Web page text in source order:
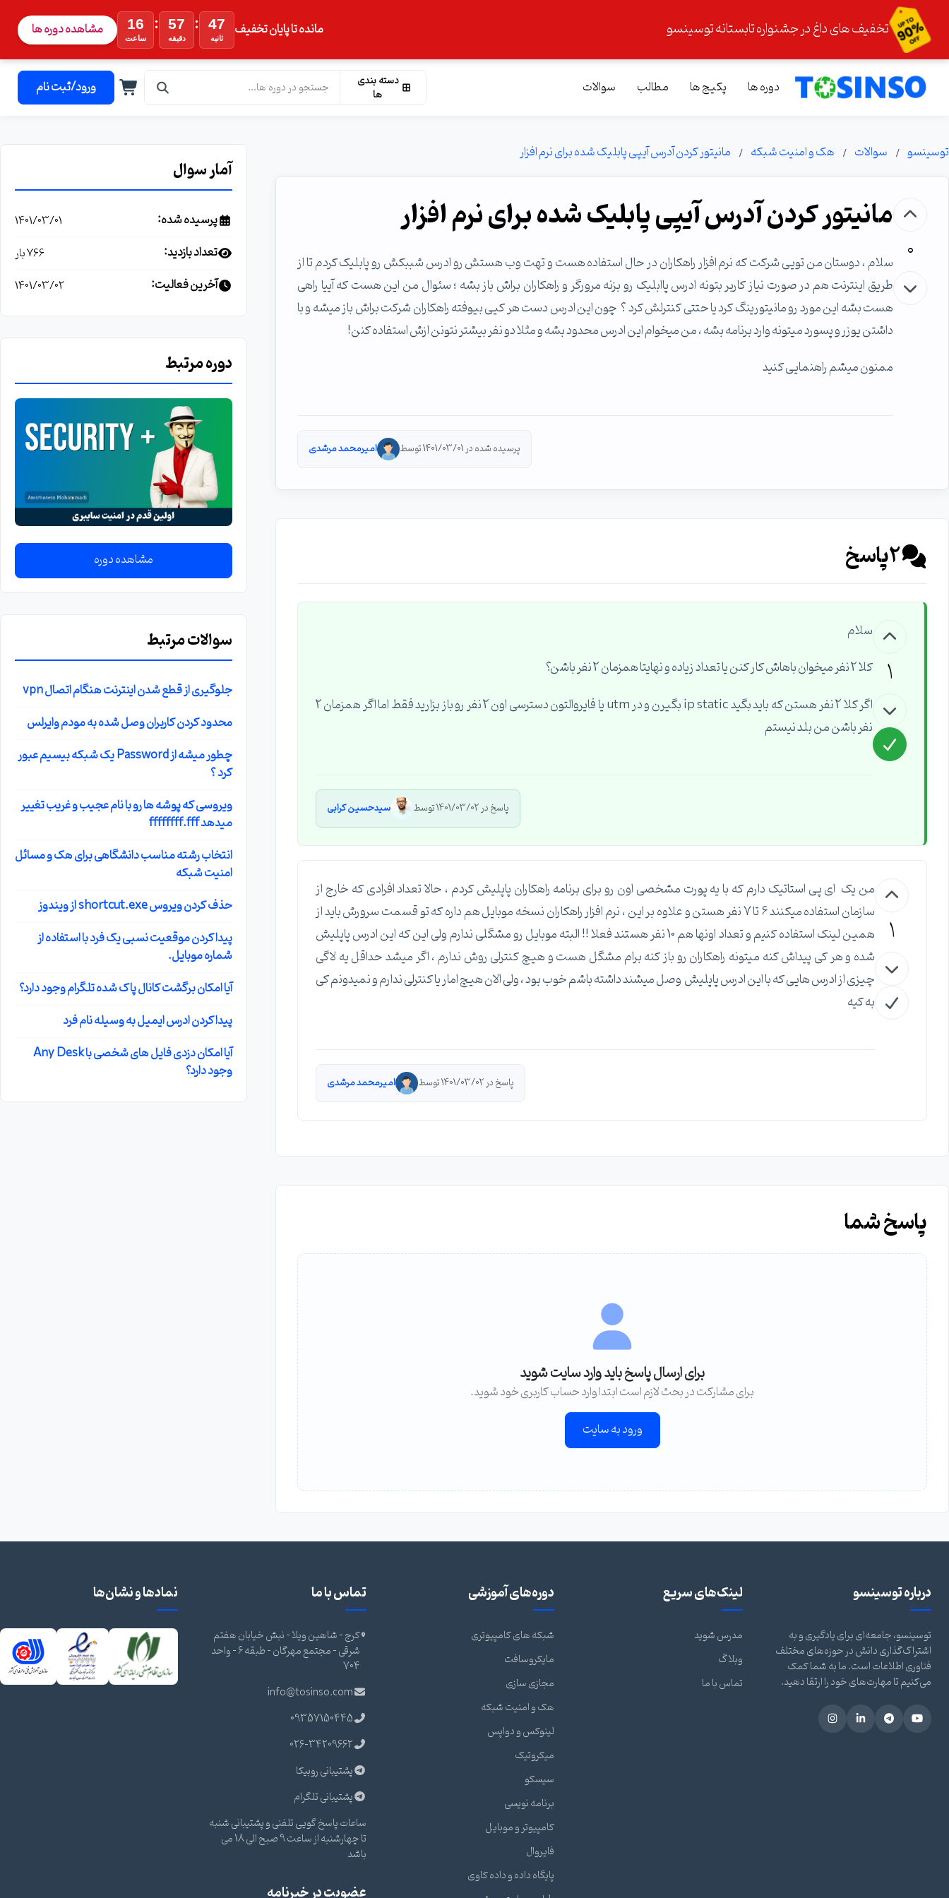
تخفیف های داغ در جشنواره تابستانه توسینسو مانده تا پایان تخفیف 16
ساعت
: 57
دقیقه
: 46
ثانیه مشاهده دوره ها
دوره ها پکیج ها مطالب سوالات
دسته بندی
ها
ورود/ثبت نام
توسینسو سوالات هک و امنیت شبکه مانیتور کردن آدرس آیپی پابلیک شده برای نرم افزار
0
مانیتور کردن آدرس آیپی پابلیک شده برای نرم افزار
سلام ، دوستان من تویی شرکت که نرم افزار راهکاران در حال استفاده هست و تهت وب هستش رو ادرس شببکش رو پابلیک کردم تا از
طریق اینترنت هم در صورت نیاز کاربر بتونه ادرس پاابلیک رو بزنه مرورگر و راهکاران براش باز بشه ؛ سئوال من این هست که آییا راهی
هست بشه این مورد رو مانیتورینگ کرد یا حتتی کنترلش کرد ؟ چون این ادرس دست هر کیی بیوفته راهکاران شرکت براش باز میشه و با
داشتن یوزر و پسورد میتونه وارد برنامه بشه ، من میخوام این ادرس محدود بشه و مثلا دو نفر بیشتر نتونن ازش استفاده کنن!
ممنون میشم راهنمایی کنید
پرسیده شده در 1401/03/01 توسط امیرمحمد مرشدی
2پاسخ
1
سلام
کلا 2 نفر میخوان باهاش کار کنن یا تعداد زیاده و نهایتا همزمان 2 نفر باشن؟
اگر کلا 2 نفر هستن که باید بگید ip static بگیرن و در utm یا فایروالتون دسترسی اون 2 نفر رو باز بزارید فقط اما اگر همزمان 2
نفر باشن من بلد نیستم
پاسخ در 1401/03/02 توسط سیدحسین کرابی
1
من یک ای پی استاتیک دارم که با یه پورت مشخصی اون رو برای برنامه راهکاران پاپلیش کردم ، حالا تعداد افرادی که خارج از
سازمان استفاده میکنند 6 تا 7 نفر هستن و علاوه بر این ، نرم افزار راهکاران نسخه موبایل هم داره که تو قسمت سرورش باید از
همین لینک استفاده کنیم و تعداد اونها هم 10 نفر هستند فعلا !! البته موبایل رو مشگلی ندارم ولی این که این ادرس پاپلیش
شده و هر کی پیداش کنه میتونه راهکاران رو باز کنه برام مشگل هست و هیچ کنترلی روش ندارم ، اگر میشد حداقل یه لاگی
چیزی از ادرس هایی که با این ادرس پاپلیش وصل میشند داشته باشم خوب بود ، ولی الان هیچ امار یا کنترلی ندارم و نمیدونم کی
به کیه
پاسخ در 1401/03/02 توسط امیرمحمد مرشدی
پاسخ شما
برای ارسال پاسخ باید وارد سایت شوید
برای مشارکت در بحث لازم است ابتدا وارد حساب کاربری خود شوید.
ورود به سایت
آمار سوال
پرسیده شده: 1401/03/01
تعداد بازدید: 766 بار
آخرین فعالیت: 1401/03/02
دوره مرتبط
مشاهده دوره
سوالات مرتبط
جلوگیری از قطع شدن اینترنت هنگام اتصال vpn
محدود کردن کاربران وصل شده به مودم وایرلس
چطور میشه از Password یک شبکه بیسیم عبور
کرد ؟
ویروسی که پوشه ها رو با نام عجیب و غریب تغییر
میدهد ffffffff.fff
انتخاب رشته مناسب دانشگاهی برای هک و مسائل
امنیت شبکه
حذف کردن ویروس shortcut.exe از ویندوز
پیدا کردن موقعیت نسبی یک فرد با استفاده از
شماره موبایل.
آیا امکان برگشت کانال پاک شده تلگرام وجود دارد؟
پیدا کردن ادرس ایمیل به وسیله نام فرد
آیا امکان دزدی فایل های شخصی با Any Desk
وجود دارد؟
درباره توسینسو
توسینسو، جامعه‌ای برای یادگیری و به
اشتراک‌گذاری دانش در حوزه‌های مختلف
فناوری اطلاعات است. ما به شما کمک
می‌کنیم تا مهارت‌های خود را ارتقا دهید.
لینک‌های سریع
مدرس شوید
وبلاگ
تماس با ما
دوره‌های آموزشی
شبکه های کامپیوتری
مایکروسافت
مجازی سازی
هک و امنیت شبکه
لینوکس و دواپس
میکروتیک
سیسکو
برنامه نویسی
کامپیوتر و موبایل
فایروال
پایگاه داده و داده کاوی
تماس با ما
کرج - شاهین ویلا - نبش خیابان هفتم
شرقی - مجتمع مهرگان - طبقه 6 - واحد
704
info@tosinso.com
09357150445
026-34209662
پشتیبانی روبیکا
پشتیبانی تلگرام
ساعات پاسخ گویی تلفنی و پشتیبانی شنبه
تا چهارشنبه از ساعت 9 صبح الی 18 می
باشد
عضویت در خبرنامه
نمادها و نشان‌ها